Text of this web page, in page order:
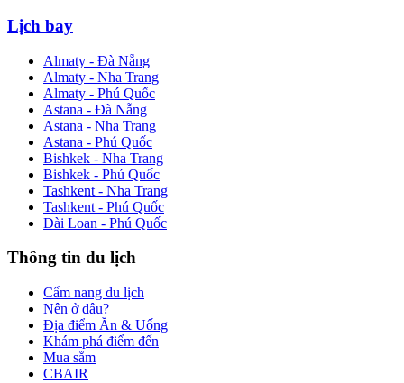
Lịch bay
Almaty - Đà Nẵng
Almaty - Nha Trang
Almaty - Phú Quốc
Astana - Đà Nẵng
Astana - Nha Trang
Astana - Phú Quốc
Bishkek - Nha Trang
Bishkek - Phú Quốc
Tashkent - Nha Trang
Tashkent - Phú Quốc
Đài Loan - Phú Quốc
Thông tin du lịch
Cẩm nang du lịch
Nên ở đâu?
Địa điểm Ăn & Uống
Khám phá điểm đến
Mua sắm
CBAIR